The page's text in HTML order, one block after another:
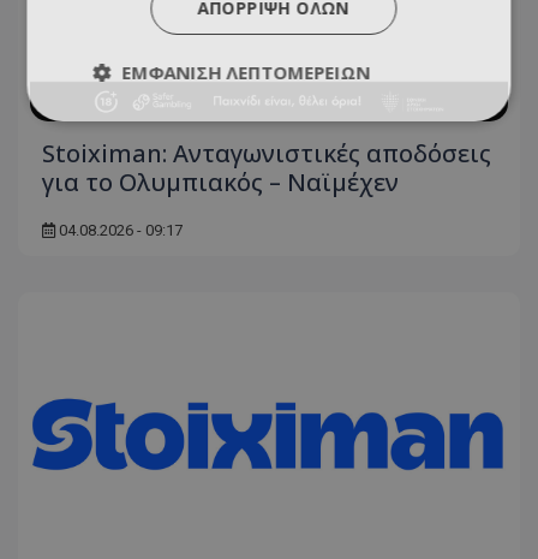
Stoiximan: Ανταγωνιστικές αποδόσεις
για το Ολυμπιακός – Ναϊμέχεν
04.08.2026 - 09:17
ΑΠΌΡΡΙΨΗ ΌΛΩΝ
ΕΜΦΆΝΙΣΗ ΛΕΠΤΟΜΕΡΕΙΏΝ